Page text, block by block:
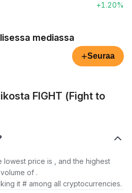
+1.20%
mediassa
+Seuraa
FIGHT (Fight to
lowest price is , and the highest
of .
it # among all cryptocurrencies.